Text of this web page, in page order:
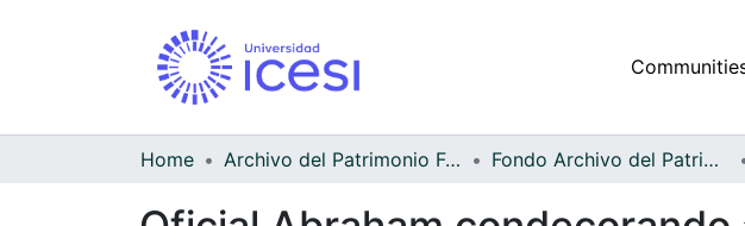
Home Archivo del Patrimonio Fotográfico y Fílmico del Valle del Cauca Fondo Archivo del Patrimonio Fotográfico y Fílmico del Valle del Cauca